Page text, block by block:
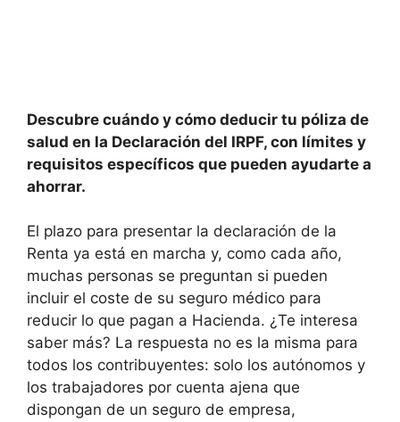
Descubre cuándo y cómo deducir tu póliza de
salud en la Declaración del IRPF, con límites y
requisitos específicos que pueden ayudarte a
ahorrar.
El plazo para presentar la declaración de la
Renta ya está en marcha y, como cada año,
muchas personas se preguntan si pueden
incluir el coste de su seguro médico para
reducir lo que pagan a Hacienda. ¿Te interesa
saber más? La respuesta no es la misma para
todos los contribuyentes: solo los autónomos y
los trabajadores por cuenta ajena que
dispongan de un seguro de empresa,